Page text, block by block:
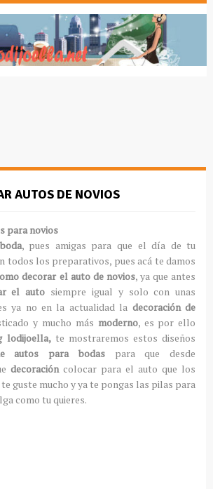
AUTOS DE NOVIOS
para novios
boda, pues amigas para que el día de tu
todos los preparativos, pues acá te damos
decorar el auto de novios, ya que antes
el auto siempre igual y solo con unas
ya no en la actualidad la decoración de
y mucho más moderno, es por ello
lodijoella,te mostraremos estos diseños
autos para bodas para que desde
decoración colocar para el auto que los
guste mucho y ya te pongas las pilas para
como tu quieres.